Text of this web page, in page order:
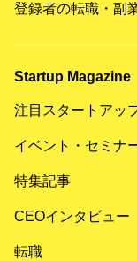
登録者の転職・副
Startup Magazine
注目スタートアッ
イベント・セミナ
特集記事
CEOインタビュー
転職